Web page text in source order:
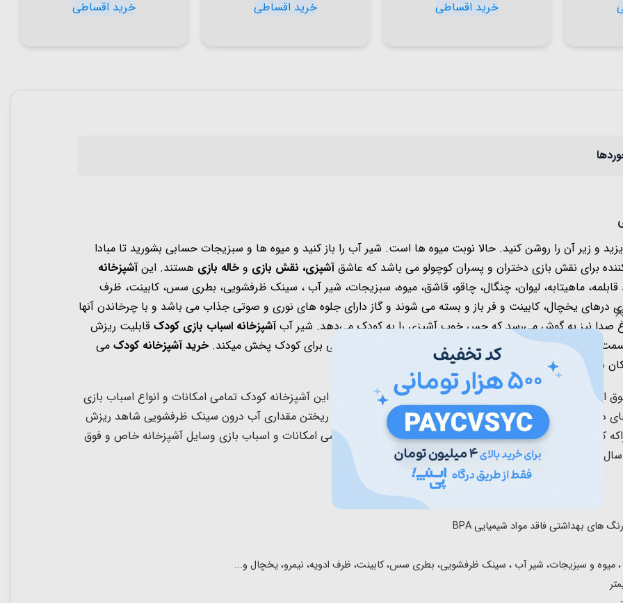
و زیر آن را روشن کنید. حالا نوبت میوه ها است. شیر آب را باز کنید و میوه ها و سبزیجات حسابی بشورید تا مبادا
برای نقش بازی دختران و پسران کوچولو می باشد که عاشقآشپزی، نقش بازی و خاله بازی هستند. اینآشپزخانه
قابلمه، ماهیتابه، لیوان، چنگال، چاقو، قاشق، میوه، سبزیجات، شیر آب ، سینک ظرفشویی، بطری سس، کابینت، ظرف
درهای یخچال، کابینت و فر باز و بسته می شوند و گاز دارای جلوه های نوری و صوتی جذاب می باشد و با چرخاندن آنها
صدا نیز به گوش می‌رسد که حس خوب آشپزی را به کودک می‌دهد. شیر آبآشپزخانه اسباب بازی کودک قابلیت ریزش
خرید آشپزخانه کودک می
باشد.
العاده میباشد که کودکان و حتی بزرگسالان را به وجد می آورد. این آشپزخانه کودک تمامی امکانات و انواع اسباب بازی
وسایل آشپزخانه که کودکان دوست دارند را در خود جای داده است که برای کودکان 3 سال به بالا طراحی شده است. با ریختن مقداری آب درون سینک ظرفشویی شاهد ریزش
کودکان عاشق این جزئیات هستند.این آشپزخانه کودک با تمامی امکانات و اسباب بازی وسایل آشپزخانه خاص و فوق
، میوه و سبزیجات، شیر آب ، سینک ظرفشویی، بطری سس، کابینت، ظرف ادویه، نیمرو، یخچال و...